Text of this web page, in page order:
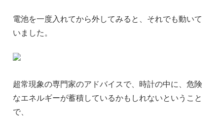
電池を一度入れてから外してみると、それでも動いて
いました。
超常現象の専門家のアドバイスで、時計の中に、危険
なエネルギーが蓄積しているかもしれないということ
で、